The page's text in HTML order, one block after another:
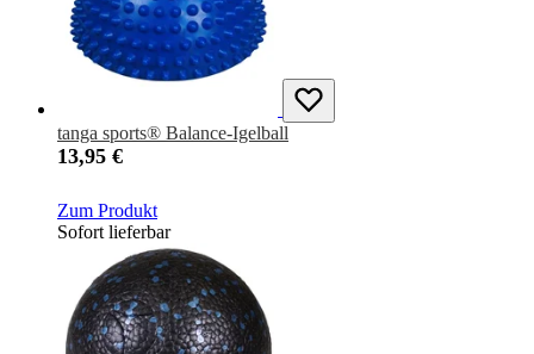
tanga sports® Balance-Igelball
13,95 €
Zum Produkt
Sofort lieferbar